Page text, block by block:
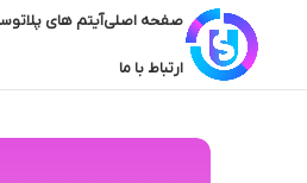
صفحه اصلیآیتم های پلاتو
ارتباط با ما